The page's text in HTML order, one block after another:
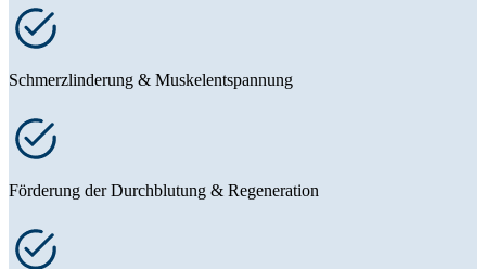
Schmerzlinderung & Muskelentspannung
Förderung der Durchblutung & Regeneration